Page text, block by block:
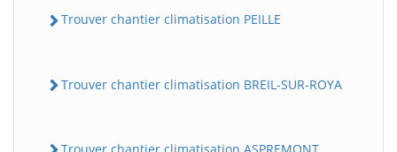
Trouver chantier climatisation PEILLE
Trouver chantier climatisation BREIL-SUR-ROYA